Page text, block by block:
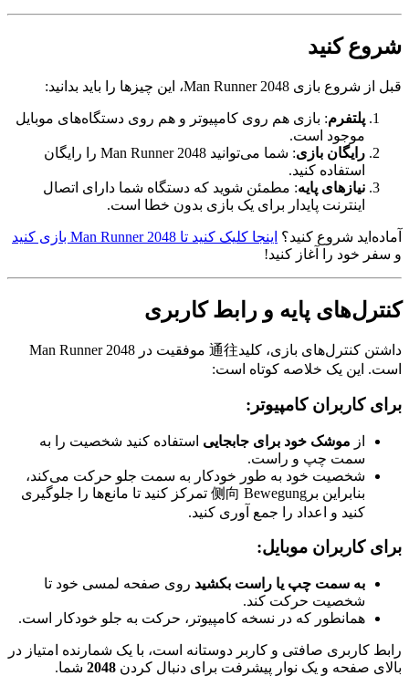
شروع کنید
قبل از شروع بازی Man Runner 2048، این چیزها را باید بدانید:
پلتفرم: بازی هم روی کامپیوتر و هم روی دستگاه‌های موبایل
موجود است.
رایگان بازی
: شما می‌توانید Man Runner 2048 را رایگان
استفاده کنید.
نیازهای پایه: مطمئن شوید که دستگاه شما دارای اتصال
اینترنت پایدار برای یک بازی بدون خطا است.
آماده‌اید شروع کنید؟ اینجا کلیک کنید تا Man Runner 2048 بازی کنید
و سفر خود را آغاز کنید!
کنترل‌های پایه و رابط کاربری
داشتن کنترل‌های بازی، کلید通往 موفقیت در Man Runner 2048
است. این یک خلاصه کوتاه است:
برای کاربران کامپیوتر:
از موشک خود برای جابجایی استفاده کنید شخصیت را به
سمت چپ و راست.
شخصیت خود به طور خودکار به سمت جلو حرکت می‌کند،
بنابراین بر侧向 Bewegung تمرکز کنید تا مانع‌ها را جلوگیری
کنید و اعداد را جمع آوری کنید.
برای کاربران موبایل:
به سمت چپ یا راست بکشید روی صفحه لمسی خود تا
شخصیت حرکت کند.
همانطور که در نسخه کامپیوتر، حرکت به جلو خودکار است.
رابط کاربری صافتی و کاربر دوستانه است، با یک شمارنده امتیاز در
بالای صفحه و یک نوار پیشرفت برای دنبال کردن 2048 شما.